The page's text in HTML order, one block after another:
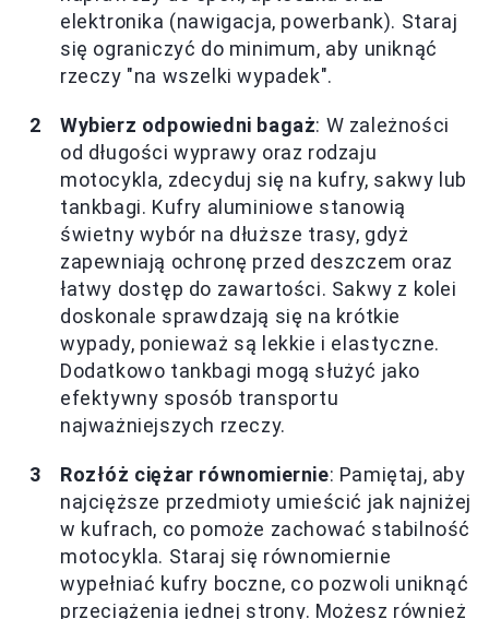
elektronika (nawigacja, powerbank). Staraj
się ograniczyć do minimum, aby uniknąć
rzeczy "na wszelki wypadek".
Wybierz odpowiedni bagaż: W zależności
od długości wyprawy oraz rodzaju
motocykla, zdecyduj się na kufry, sakwy lub
tankbagi. Kufry aluminiowe stanowią
świetny wybór na dłuższe trasy, gdyż
zapewniają ochronę przed deszczem oraz
łatwy dostęp do zawartości. Sakwy z kolei
doskonale sprawdzają się na krótkie
wypady, ponieważ są lekkie i elastyczne.
Dodatkowo tankbagi mogą służyć jako
efektywny sposób transportu
najważniejszych rzeczy.
Rozłóż ciężar równomiernie: Pamiętaj, aby
najcięższe przedmioty umieścić jak najniżej
w kufrach, co pomoże zachować stabilność
motocykla. Staraj się równomiernie
wypełniać kufry boczne, co pozwoli uniknąć
przeciążenia jednej strony. Możesz również